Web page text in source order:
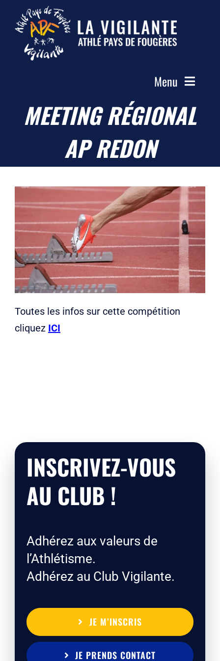
Passer
contenu
Menu
Accueil
Le Club
Actualités
Les Groupes
Compétitions
Photos
Liens
Contact
MEETING RÉGIONAL
AP REDON
Toutes les infos sur cette compétition
cliquez ICI
INSCRIVEZ-VOUS
AU CLUB !
Adhérez aux valeurs de
l’Athlétisme.
Adhérez au Club Vigilante.
JE M’INSCRIS
JE PRENDS CONTACT